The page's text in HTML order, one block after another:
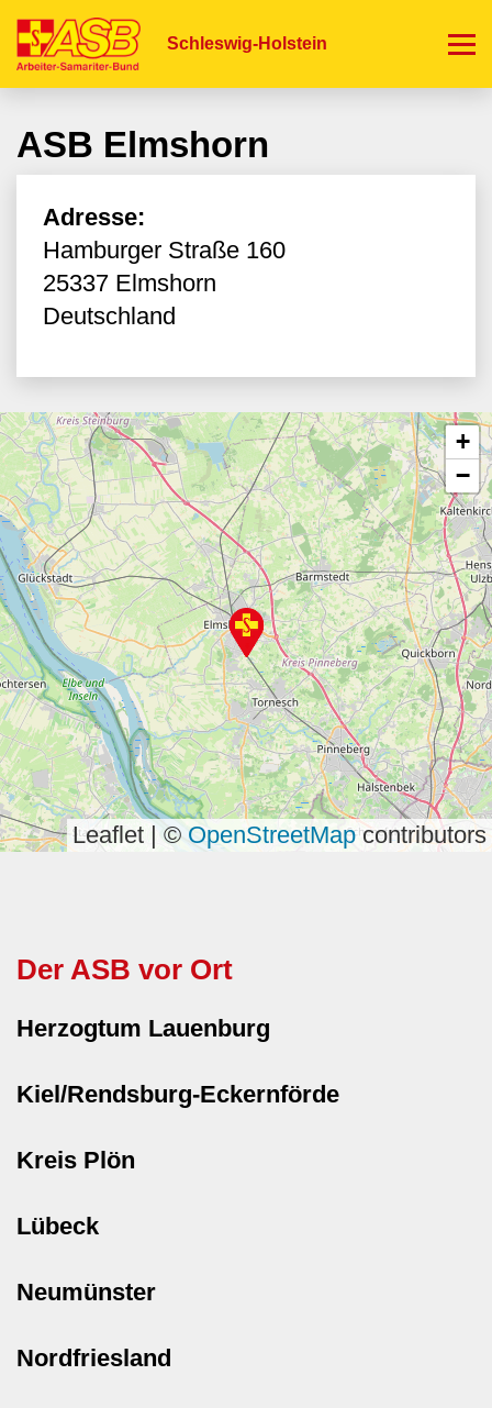
zum
Schleswig-Holstein
ASB Elmshorn
Adresse:
Hamburger Straße 160
25337 Elmshorn
Deutschland
+
−
Leaflet | © OpenStreetMapcontributors
Der ASB vor Ort
Herzogtum Lauenburg
Kiel/Rendsburg-Eckernförde
Kreis Plön
Lübeck
Neumünster
Nordfriesland